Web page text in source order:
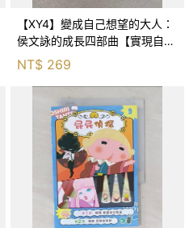
【XY4】變成自己想望的大人：
侯文詠的成長四部曲【實現自
己】_侯文詠
NT$ 269